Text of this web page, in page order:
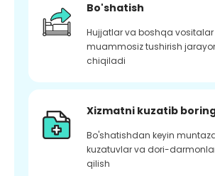
Bo'shatish
Hujjatlar va boshqa
muammosiz tushirish
chiqiladi
Xizmatni kuzatib
Bo'shatishdan keyin
kuzatuvlar va dori-
qilish